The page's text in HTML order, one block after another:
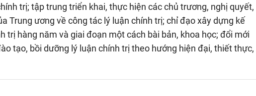
trị; tập trung triển khai, thực hiện các chủ trương, nghị quyết,
Trung ương về công tác lý luận chính trị; chỉ đạo xây dựng kế
trị hàng năm và giai đoạn một cách bài bản, khoa học; đổi mới
tạo, bồi dưỡng lý luận chính trị theo hướng hiện đại, thiết thực,